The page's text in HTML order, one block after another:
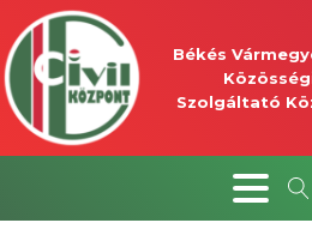
Békés
Szolgáltató